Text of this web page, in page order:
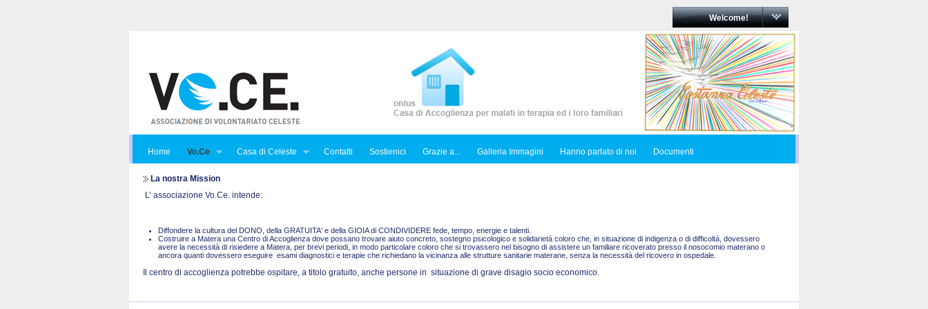
Welcome!
Home Vo.Ce Casa di Celeste Contatti Sostienici Grazie a... Galleria Immagini Hanno parlato di noi Documenti
La nostra Mission
L’ associazione Vo.Ce. intende:
Diffondere la cultura del DONO, della GRATUITA' e della GIOIA di CONDIVIDERE fede, tempo, energie e talenti.
Costruire a Matera una Centro di Accoglienza dove possano trovare aiuto concreto, sostegno psicologico e solidarietà coloro che, in situazione di indigenza o di difficoltà, dovessero
avere la necessità di risiedere a Matera, per brevi periodi, in modo particolare coloro che si trovassero nel bisogno di assistere un familiare ricoverato presso il nosocomio materano o
ancora quanti dovessero eseguire esami diagnostici e terapie che richiedano la vicinanza alle strutture sanitarie materane, senza la necessità del ricovero in ospedale.
Il centro di accoglienza potrebbe ospitare, a titolo gratuito, anche persone in situazione di grave disagio socio economico.